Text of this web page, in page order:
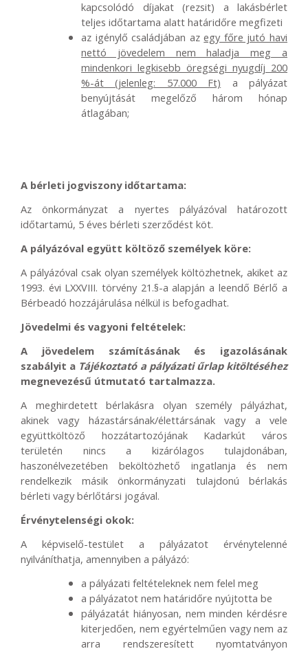
kapcsolódó díjakat (rezsit) a lakásbérlet
teljes időtartama alatt határidőre megfizeti
az igénylő családjában azegy főre jutó havi
nettó jövedelem nem haladja meg a
mindenkori legkisebb öregségi nyugdíj 200
%-át (jelenleg: 57.000 Ft) a pályázat
benyújtását megelőző három hónap
átlagában;
A bérleti jogviszony időtartama:
Az önkormányzat a nyertes pályázóval határozott
időtartamú, 5 éves bérleti szerződést köt.
A pályázóval együtt költöző személyek köre:
A pályázóval csak olyan személyek költözhetnek, akiket az
1993. évi LXXVIII. törvény 21.§-a alapján a leendő Bérlő a
Bérbeadó hozzájárulása nélkül is befogadhat.
Jövedelmi és vagyoni feltételek:
A jövedelem számításának és igazolásának
szabályit a Tájékoztató a pályázati űrlap kitöltéséhez
megnevezésű útmutató tartalmazza.
A meghirdetett bérlakásra olyan személy pályázhat,
akinek vagy házastársának/élettársának vagy a vele
együttköltöző hozzátartozójának Kadarkút város
területén nincs a kizárólagos tulajdonában,
haszonélvezetében beköltözhető ingatlanja és nem
rendelkezik másik önkormányzati tulajdonú bérlakás
bérleti vagy bérlőtársi jogával.
Érvénytelenségi okok:
A képviselő-testület a pályázatot érvénytelenné
nyilváníthatja, amennyiben a pályázó:
a pályázati feltételeknek nem felel meg
a pályázatot nem határidőre nyújtotta be
pályázatát hiányosan, nem minden kérdésre
kiterjedően, nem egyértelműen vagy nem az
arra rendszeresített nyomtatványon